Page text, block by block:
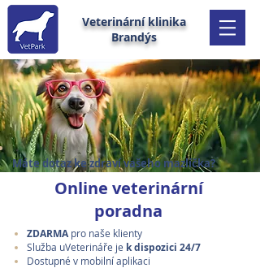
Veterinární klinika
Brandýs
Máte dotaz ke zdraví vašeho mazlíčka?
Online veterinární
poradna
ZDARMA pro naše klienty
Služba uVeterináře je k dispozici 24/7
Dostupné v mobilní aplikaci